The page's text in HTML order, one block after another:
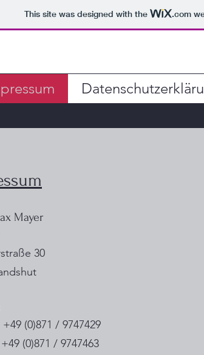
This site was designed with the .com
m
Mayer
30
(0)871 / 9747429
(0)871 / 9747463